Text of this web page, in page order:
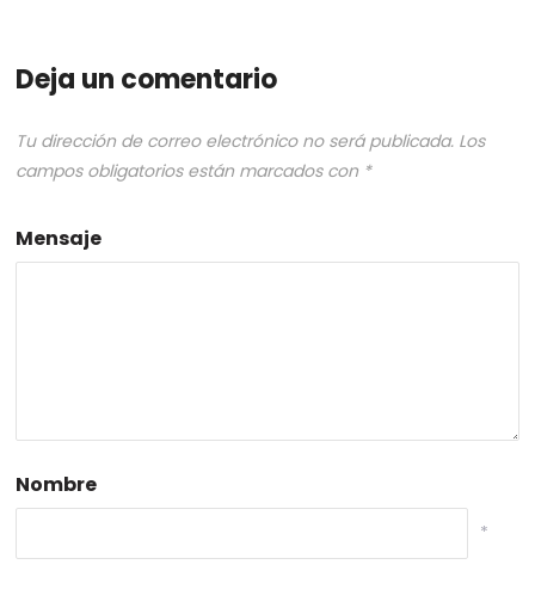
Deja un comentario
Tu dirección de correo electrónico no será publicada. Los
campos obligatorios están marcados con *
Mensaje
Nombre
*